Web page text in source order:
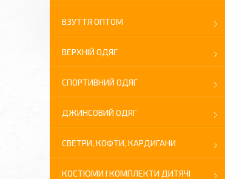
ВЗУТТЯ ОПТОМ
ВЕРХНІЙ ОДЯГ
СПОРТИВНИЙ ОДЯГ
ДЖИНСОВИЙ ОДЯГ
СВЕТРИ, КОФТИ, КАРДИГАНИ
КОСТЮМИ І КОМПЛЕКТИ ДИТЯЧІ